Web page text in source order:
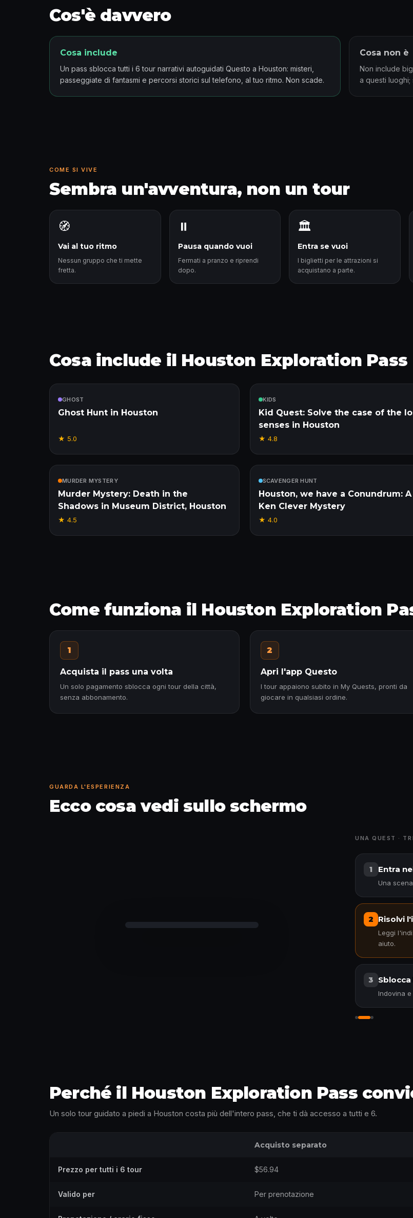
Cos'è davvero
Cosa include
Un pass sblocca tutti i 6 tour narrativi autoguidati Questo a Houston: misteri,
passeggiate di fantasmi e percorsi storici sul telefono, al tuo ritmo. Non scade.
Cosa non è
Non include
a questi
COME SI VIVE
Sembra un'avventura, non un tour
🧭
Vai al tuo ritmo
Nessun gruppo che ti mette
fretta.
⏸️
Pausa quando vuoi
Fermati a pranzo e riprendi
dopo.
🏛️
Entra se vuoi
I biglietti per le attrazioni si
acquistano a parte.
Cosa include il Houston Exploration Pass
GHOST
Ghost Hunt in Houston
★ 5.0
KIDS
Kid Quest: Solve the case of the
senses in Houston
★ 4.8
MURDER MYSTERY
Murder Mystery: Death in the
Shadows in Museum District, Houston
★ 4.5
SCAVENGER HUNT
Houston, we have a Conundrum: A
Ken Clever Mystery
★ 4.0
Come funziona il Houston Exploration
1
Acquista il pass una volta
Un solo pagamento sblocca ogni tour della città,
senza abbonamento.
2
Apri l'app Questo
I tour appaiono subito in My Quests, pronti da
giocare in qualsiasi ordine.
GUARDA L'ESPERIENZA
Ecco cosa vedi sullo schermo
UNA QUEST ·
1 Entra
Una
2 Risolvi
Leggi
aiuto.
3
Indovina
Perché il Houston Exploration Pass
Un solo tour guidato a piedi a Houston costa più dell'intero pass, che ti dà accesso a tutti e 6.
Acquisto separato
Prezzo per tutti i 6 tour $56.94
Valido per Per prenotazione